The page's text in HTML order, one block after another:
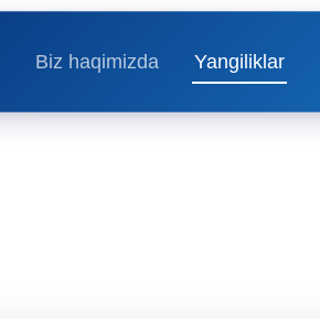
Biz haqimizda Yangiliklar